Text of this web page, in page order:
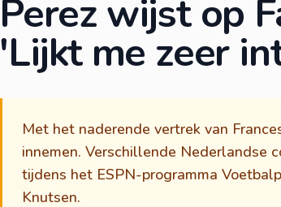
Perez wijst op
'Lijkt me zeer
Met het naderende vertrek van
innemen. Verschillende Nederlandse
tijdens het ESPN-programma
Knutsen.